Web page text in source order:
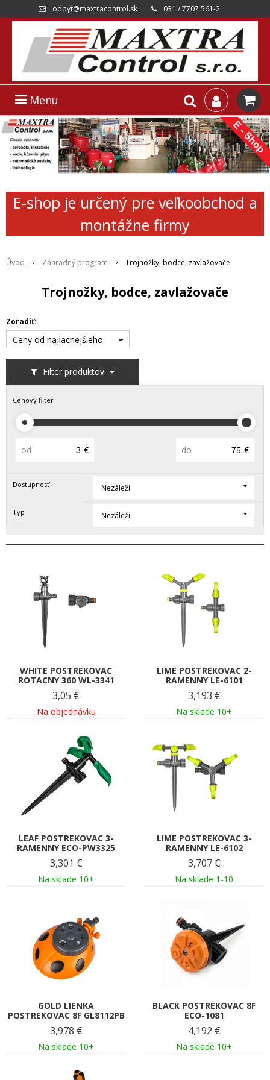
odbyt@maxtracontrol.sk 031 / 7707 561-2
Menu
E-shop je určený pre veľkoobchod a
montážne firmy
Úvod Záhradný program Trojnožky, bodce, zavlažovače
Trojnožky, bodce, zavlažovače
Filter produktov
Zoradiť:
Ceny od najlacnejšieho
Cenový filter
od € do €
Dostupnosť Nezáleží
Typ Nezáleží
WHITE POSTREKOVAC
ROTACNY 360 WL-3341
3,05 €
Na objednávku
LIME POSTREKOVAC 2-
RAMENNY LE-6101
3,193 €
Na sklade 10+
LEAF POSTREKOVAC 3-
RAMENNY ECO-PW3325
3,301 €
Na sklade 10+
LIME POSTREKOVAC 3-
RAMENNY LE-6102
3,707 €
Na sklade 1-10
GOLD LIENKA
POSTREKOVAC 8F GL8112PB
3,978 €
Na sklade 10+
BLACK POSTREKOVAC 8F
ECO-1081
4,192 €
Na sklade 10+